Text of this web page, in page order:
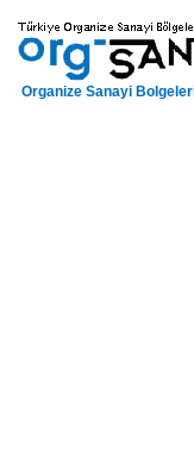
Organize Sanayi